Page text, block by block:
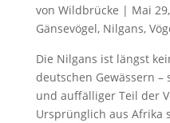
von Wildbrücke | Mai
Gänsevögel, Nilgans,
Die Nilgans ist längst
deutschen Gewässern
und auffälliger Teil der
Ursprünglich aus Afrika